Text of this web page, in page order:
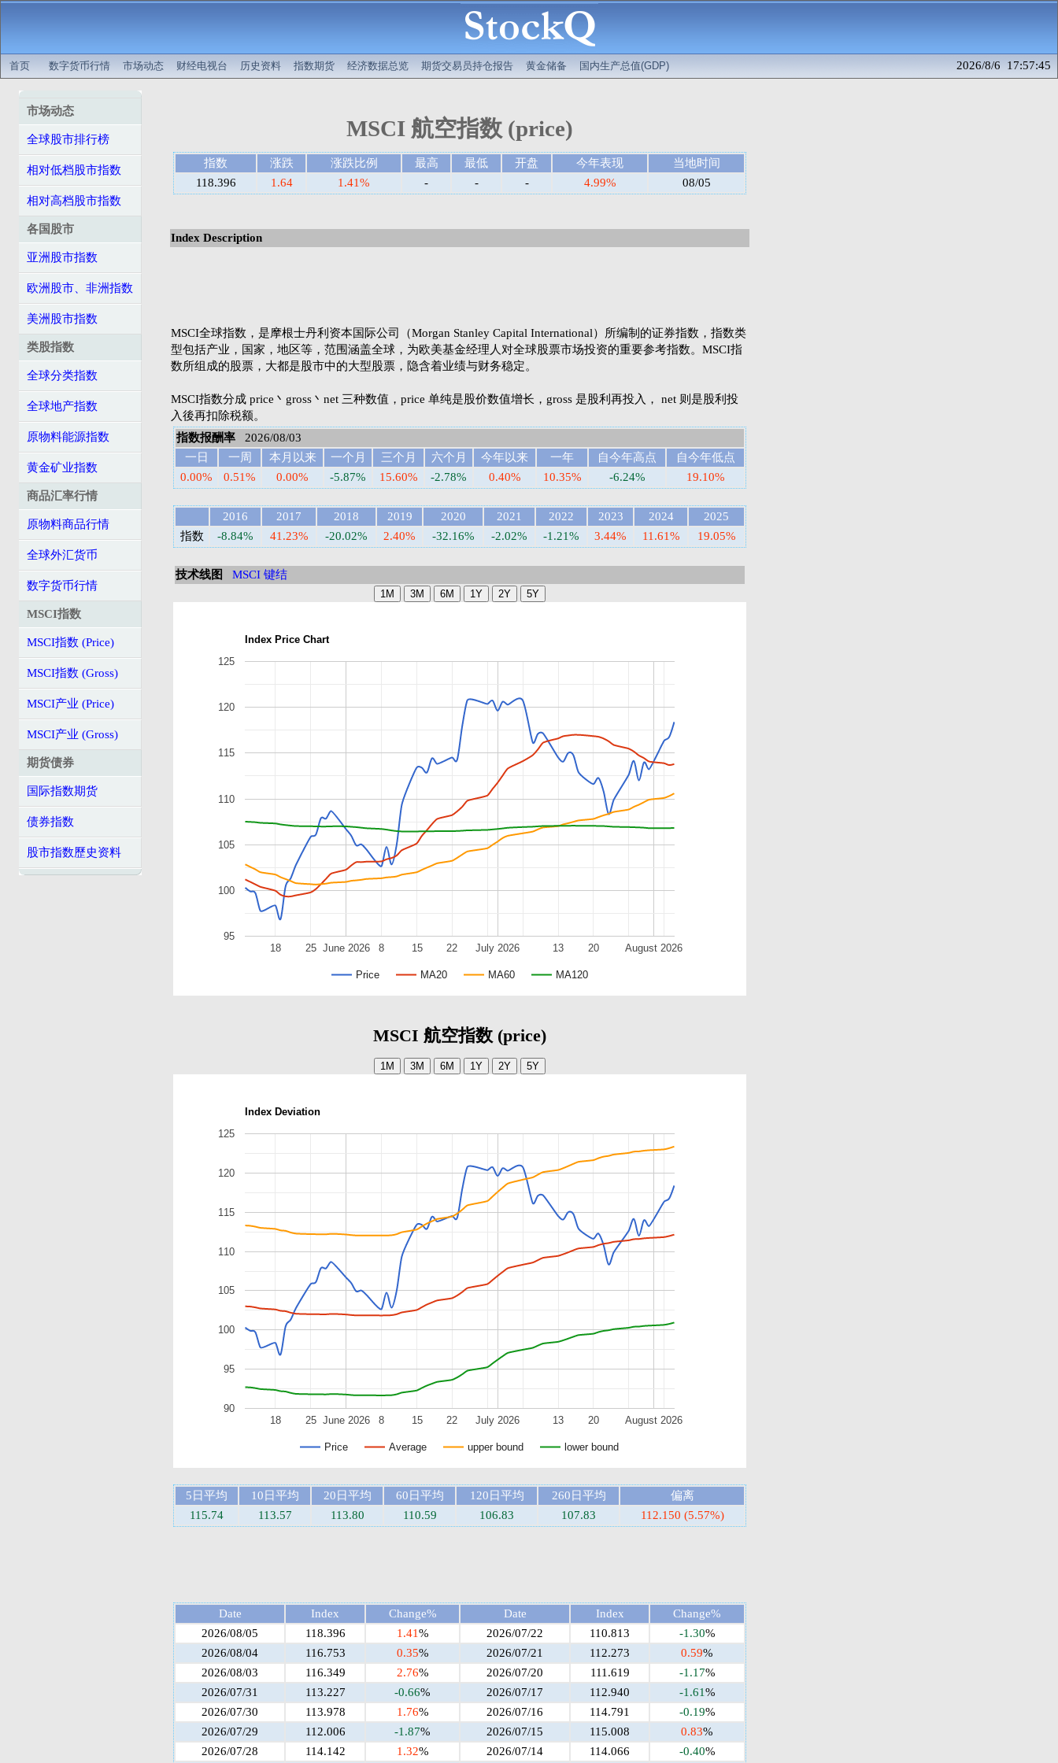
首页 数字货币行情 市场动态 财经电视台 历史资料 指数期货 经济数据总览 期货交易员持仓报告 黄金储备 国内生产总值(GDP) 2026/8/6 17:57:45
市场动态
全球股市排行榜
相对低档股市指数
相对高档股市指数
各国股市
亚洲股市指数
欧洲股市、非洲指数
美洲股市指数
类股指数
全球分类指数
全球地产指数
原物料能源指数
黄金矿业指数
商品汇率行情
原物料商品行情
全球外汇货币
数字货币行情
MSCI指数
MSCI指数 (Price)
MSCI指数 (Gross)
MSCI产业 (Price)
MSCI产业 (Gross)
期货债券
国际指数期货
债券指数
股市指数歷史资料
MSCI 航空指数 (price)
指数 涨跌 涨跌比例 最高 最低 开盘 今年表现
当地时间
118.396
1.64 1.41% - - - 4.99% 08/05
Index Description
MSCI全球指数，是摩根士丹利资本国际公司（Morgan Stanley Capital International）所编制的证券指数，指数类
型包括产业，国家，地区等，范围涵盖全球，为欧美基金经理人对全球股票市场投资的重要参考指数。MSCI指
数所组成的股票，大都是股市中的大型股票，隐含着业绩与财务稳定。
MSCI指数分成 price丶gross丶net 三种数值，price 单纯是股价数值增长，gross 是股利再投入， net 则是股利投
入後再扣除税额。
指数报酬率 2026/08/03
一日
一周 本月以来 一个月 三个月 六个月 今年以来 一年 自今年高点
自今年低点
0.00%
0.51% 0.00% -5.87% 15.60% -2.78% 0.40% 10.35% -6.24% 19.10%
2016 2017 2018 2019 2020 2021 2022 2023 2024
2025
指数
-8.84% 41.23% -20.02% 2.40% -32.16% -2.02% -1.21% 3.44% 11.61% 19.05%
技术线图 MSCI 键结
Index Price Chart
Price MA20 MA60 MA120
June 2026 July 2026 August 2026
18 25 8 15 22 13 20
95
100
105
110
115
120
125
MSCI 航空指数 (price)
Index Deviation
Price Average upper bound lower bound
June 2026 July 2026 August 2026
18 25 8 15 22 13 20
90
95
100
105
110
115
120
125
5日平均 10日平均 20日平均 60日平均 120日平均 260日平均
偏离
115.74
113.57 113.80 110.59 106.83 107.83 112.150 (5.57%)
Date Index Change% Date Index
Change%
2026/08/05
118.396 1.41% 2026/07/22 110.813 -1.30%
2026/08/04
116.753 0.35% 2026/07/21 112.273 0.59%
2026/08/03
116.349 2.76% 2026/07/20 111.619 -1.17%
2026/07/31
113.227 -0.66% 2026/07/17 112.940 -1.61%
2026/07/30
113.978 1.76% 2026/07/16 114.791 -0.19%
2026/07/29
112.006 -1.87% 2026/07/15 115.008 0.83%
2026/07/28
114.142 1.32% 2026/07/14 114.066 -0.40%